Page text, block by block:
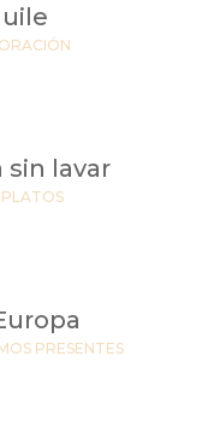
sin lavar
PRESENTES